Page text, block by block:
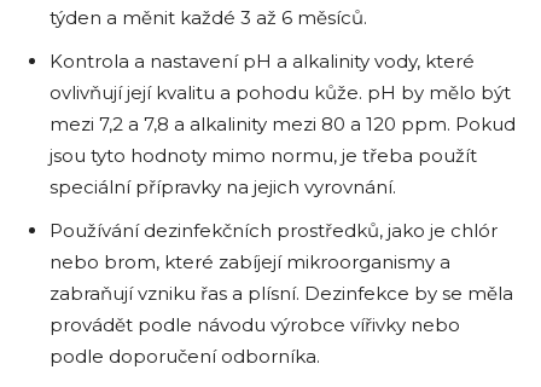
týden a měnit každé 3 až 6 měsíců.
Kontrola a nastavení pH a alkalinity vody, které
ovlivňují její kvalitu a pohodu kůže. pH by mělo být
mezi 7,2 a 7,8 a alkalinity mezi 80 a 120 ppm. Pokud
jsou tyto hodnoty mimo normu, je třeba použít
speciální přípravky na jejich vyrovnání.
Používání dezinfekčních prostředků, jako je chlór
nebo brom, které zabíjejí mikroorganismy a
zabraňují vzniku řas a plísní. Dezinfekce by se měla
provádět podle návodu výrobce vířivky nebo
podle doporučení odborníka.